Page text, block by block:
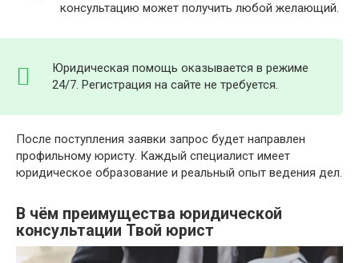
консультацию может получить любой желающий.
Юридическая помощь оказывается в режиме
24/7. Регистрация на сайте не требуется.
После поступления заявки запрос будет направлен
профильному юристу. Каждый специалист имеет
юридическое образование и реальный опыт ведения дел.
В чём преимущества юридической
консультации Твой юрист